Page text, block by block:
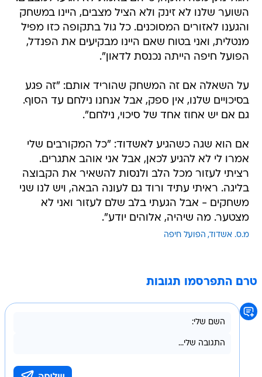
מנטלית, ואני בטוח שאם היינו מבקיעים את הפנדל,
הפועל חיפה הייתה נכנסת לדאון".
על השאלה אם זה המשחק שהוריד אותם: "זה פגע
גם אם יש אחוז אחד של סיכוי, נילחם".
אם הוא שגה כשהגיע לאשדוד: "כל המקורבים שלי
רציתי לעזור מכל הלב ולנסות להשאיר את הקבוצה
בליגה. ראיתי עתיד ורוד גם לעונה הבאה, ויש לנו שני
משחקים - אבל הגעתי בלב שלם לעזור ואני לא
מצטער. מה שיהיה, אלוהים יודע".
מ.ס. אשדוד הפועל חיפה